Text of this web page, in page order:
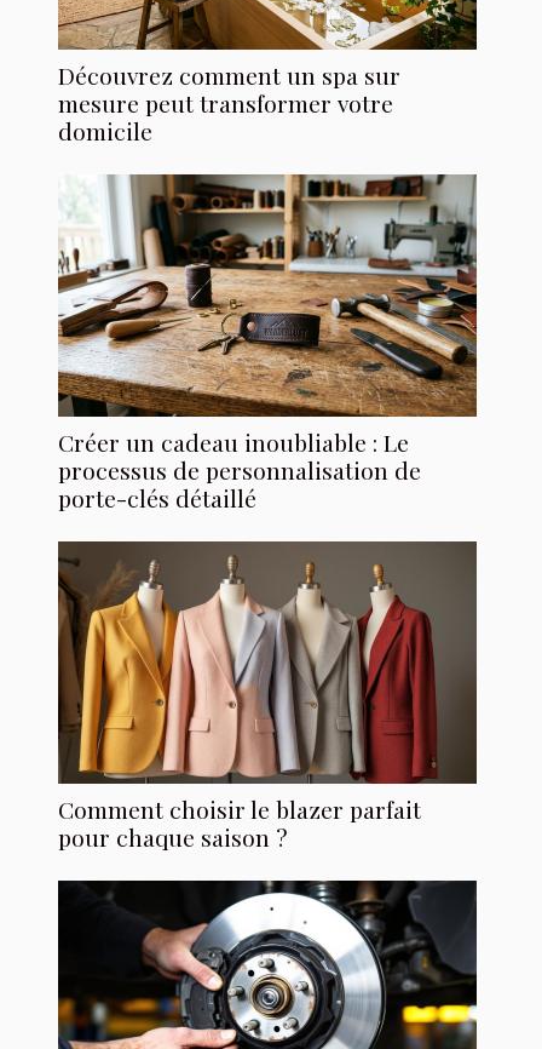
Découvrez comment un spa sur
mesure peut transformer votre
domicile
Créer un cadeau inoubliable : Le
processus de personnalisation de
porte-clés détaillé
Comment choisir le blazer parfait
pour chaque saison ?